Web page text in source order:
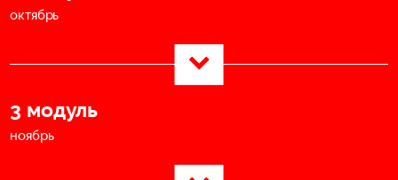
октябрь
3 модуль
ноябрь